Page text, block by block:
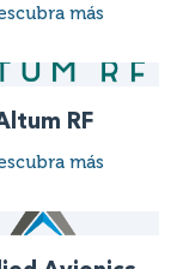
más
RF
más